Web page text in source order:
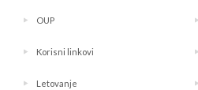
OUP
Korisni linkovi
Letovanje